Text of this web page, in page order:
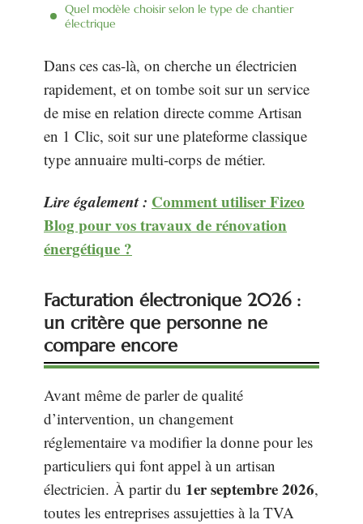
Quel modèle choisir selon le type de chantier
électrique
Dans ces cas-là, on cherche un électricien
rapidement, et on tombe soit sur un service
de mise en relation directe comme Artisan
en 1 Clic, soit sur une plateforme classique
type annuaire multi-corps de métier.
Lire également : Comment utiliser Fizeo
Blog pour vos travaux de rénovation
énergétique ?
Facturation électronique 2026 :
un critère que personne ne
compare encore
Avant même de parler de qualité
d’intervention, un changement
réglementaire va modifier la donne pour les
particuliers qui font appel à un artisan
électricien. À partir du 1er septembre 2026,
toutes les entreprises assujetties à la TVA